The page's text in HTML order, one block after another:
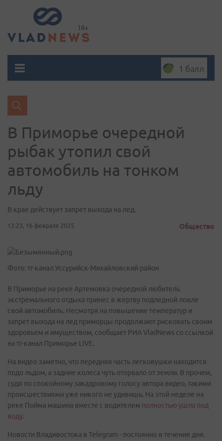
1 балл
В Приморье очередной
рыбак утопил свой
автомобиль на тонком
льду
В крае действует запрет выхода на лед.
13:23, 16 февраля 2025 Общество
Фото: тг-канал Уссурийск-Михайловский район
В Приморье на реке Артемовка очередной любитель
экстремального отдыха принес в жертву подледной ловле
свой автомобиль. Несмотря на повышение температур и
запрет выхода на лед приморцы продолжают рисковать своим
здоровьем и имуществом, сообщает РИА VladNews со ссылкой
на тг-канал Приморье LIVE.
На видео заметно, что передняя часть легковушки находится
подо льдом, а задние колеса чуть оторвало от земли. В прочем,
судя по спокойному закадровому голосу автора видео, такими
происшествиями уже никого не удивишь. На этой неделе на
реке Пойма машина вместе с водителем полностью ушла под
воду.
Новости Владивостока в Telegram - постоянно в течение дня.